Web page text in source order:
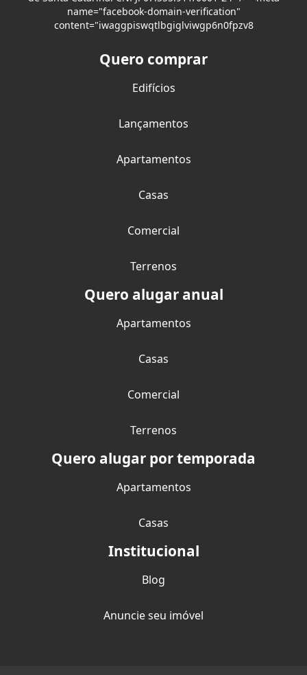
name="facebook-domain-verification"
content="iwaggpiswqtlbgiglviwgp6n0fpzv8
Quero comprar
Edifícios
Lançamentos
Apartamentos
Casas
Comercial
Terrenos
Quero alugar anual
Apartamentos
Casas
Comercial
Terrenos
Quero alugar por temporada
Apartamentos
Casas
Institucional
Blog
Anuncie seu imóvel